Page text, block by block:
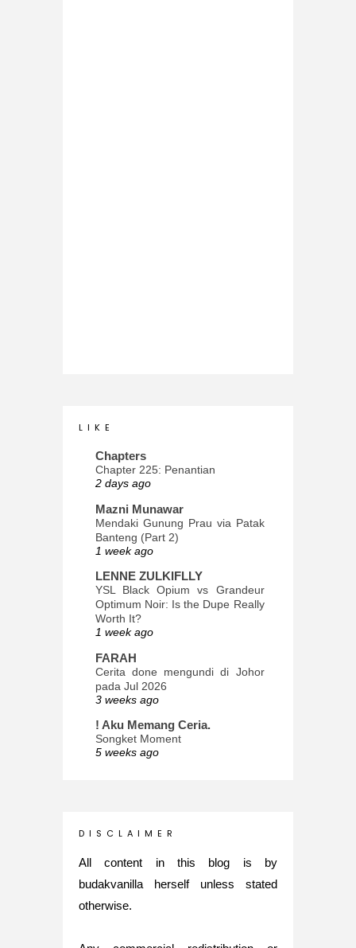
L I K E
Chapters
Chapter 225: Penantian
2 days ago
Mazni Munawar
Mendaki Gunung Prau via Patak
Banteng (Part 2)
1 week ago
LENNE ZULKIFLLY
YSL Black Opium vs Grandeur
Optimum Noir: Is the Dupe Really
Worth It?
1 week ago
FARAH
Cerita done mengundi di Johor
pada Jul 2026
3 weeks ago
! Aku Memang Ceria.
Songket Moment
5 weeks ago
INTROVERTED GIRL
Glory of Special Forces!
Maria Elena
What's up
D I S C L A I M E R
All content in this blog is by
budakvanilla herself unless stated
otherwise.